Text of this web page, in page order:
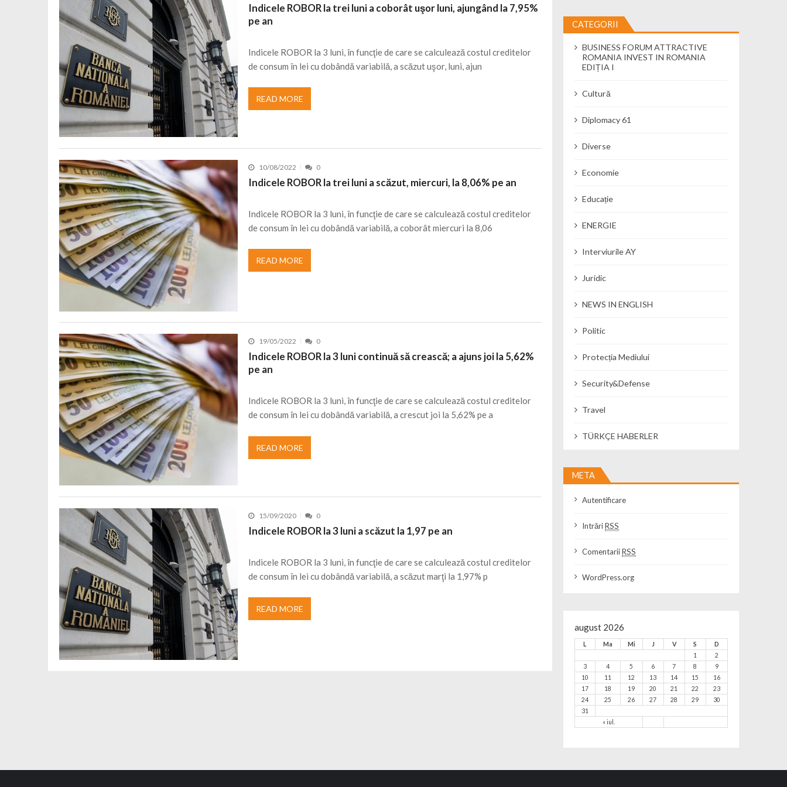
Cseke Attila: Am creat, până în prezent, peste 5.000 de noi locuri în creșe... 15/07/2026
Încă o creșă modernă pentru Alba: 40 de locuri noi la Zlatna prin Programul...
Ministerul Mediului derulează dezbaterea publică pentru proiectul de lege care... 15/07/2026
Percheziții și flagrant în Neamț: canabis descoperit într-un colet și ascu... 15/07/2026
Ministerul Apărării Naționale participă la efortul național pentru protejar...
Dobânzi de pânã la 7,50% la ediția FIDELIS din luna august
MMAP pune în consultare publică proiectul Catalogului național al zonelor pri...
Indicele ROBOR la trei luni a coborât uşor luni, ajungând la 7,95%
pe an
Indicele ROBOR la 3 luni, în funcţie de care se calculează costul creditelor
de consum în lei cu dobândă variabilă, a scăzut uşor, luni, ajun
READ MORE
10/08/2022 0
Indicele ROBOR la trei luni a scăzut, miercuri, la 8,06% pe an
Indicele ROBOR la 3 luni, în funcţie de care se calculează costul creditelor
de consum în lei cu dobândă variabilă, a coborât miercuri la 8,06
READ MORE
19/05/2022 0
Indicele ROBOR la 3 luni continuă să crească; a ajuns joi la 5,62%
pe an
Indicele ROBOR la 3 luni, în funcţie de care se calculează costul creditelor
de consum în lei cu dobândă variabilă, a crescut joi la 5,62% pe a
READ MORE
15/09/2020 0
Indicele ROBOR la 3 luni a scăzut la 1,97 pe an
Indicele ROBOR la 3 luni, în funcţie de care se calculează costul creditelor
de consum în lei cu dobândă variabilă, a scăzut marţi la 1,97% p
READ MORE
CATEGORII
BUSINESS FORUM ATTRACTIVE
ROMANIA INVEST IN ROMANIA
EDIȚIA I
Cultură
Diplomacy 61
Diverse
Economie
Educație
ENERGIE
Interviurile AY
Juridic
NEWS IN ENGLISH
Politic
Protecția Mediului
Security&Defense
Travel
TÜRKÇE HABERLER
META
Autentificare
IntrăriRSS
ComentariiRSS
WordPress.org
august 2026
L Ma Mi J V S D
« iul.
1
2
3
4 5 6 7 8
9
10
11 12 13 14 15
16
17
18 19 20 21 22
23
24
25 26 27 28 29
30
31